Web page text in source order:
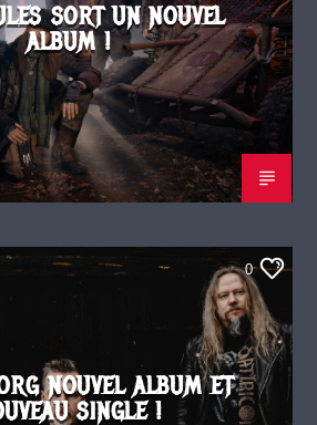
SORT UN NOUVEL
ALBUM !
0
NOUVEL ALBUM ET
SINGLE !